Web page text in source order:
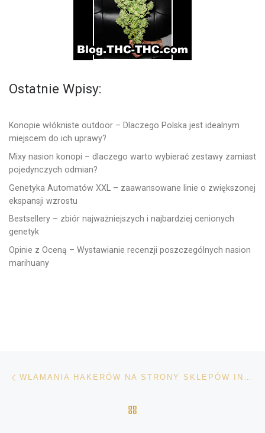
Ostatnie Wpisy:
Konopie włókniste outdoor – Dlaczego Polska jest idealnym
miejscem do ich uprawy?
Mixy nasion konopi – dlaczego warto wybierać zestawy zamiast
pojedynczych odmian?
Genetyka Automatów XXL – zaawansowane linie o zwiększonej
ekspansji wzrostu
Bestsellery – zbiór najważniejszych i najbardziej cenionych
genetyk
Opinie z Oceną – Wystawianie recenzji poszczególnych nasion
marihuany
Nawigacja wpisu WŁAMANIA HAKERÓW NA STRONY SKLEPÓW INTERNETOWYCH Z NASIONAMI